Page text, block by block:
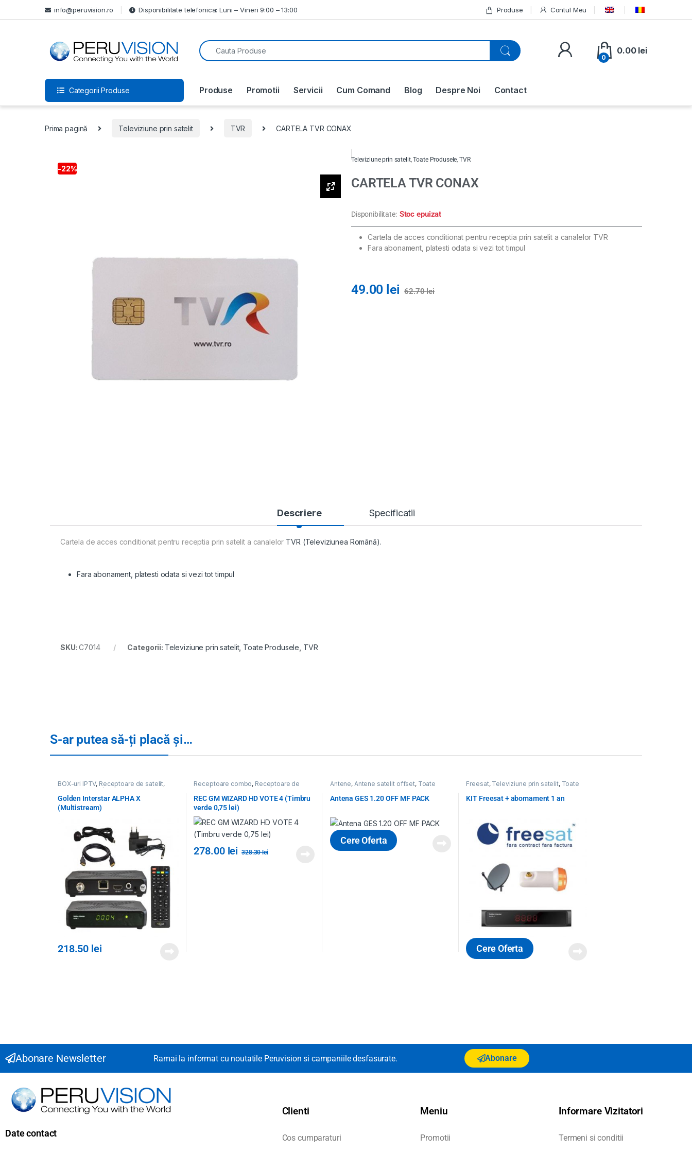
info@peruvision.ro Disponibilitate telefonica: Luni – Vineri 9:00 – 13:00 Produse Contul Meu
0
0.00 lei
Categorii Produse Produse Promotii Servicii Cum Comand Blog Despre Noi Contact
Prima pagină Televiziune prin satelit TVR CARTELA TVR CONAX
-22%
Televiziune prin satelit,Toate Produsele ,TVR
CARTELA TVR CONAX
Disponibilitate: Stoc epuizat
Cartela de acces conditionat pentru receptia prin satelit a canalelor TVR
Fara abonament, platesti odata si vezi tot timpul
49.00 lei 62.70lei
Descriere Specificatii
Cartela de acces conditionat pentru receptia prin satelit a canalelor TVR (Televiziunea Română).
Fara abonament, platesti odata si vezi tot timpul
SKU:C7014 Categorii: Televiziune prin satelit, Toate Produsele, TVR
S-ar putea să-ți placă și…
BOX-uri IPTV, Receptoare de satelit,
Receptoare, IP/OTT Boxuri, CAM
Produsele
Golden Interstar ALPHA X
(Multistream)
218.50 lei
Receptoare combo, Receptoare de
, Receptoare de satelit
Receptoare terestre,Receptoare,
IP/OTT Boxuri, CAM,Toate Produsele
REC GM WIZARD HD VOTE 4 (Timbru
verde 0,75 lei)
278.00 lei 328.30lei
Antene, Antene satelit offset, Toate
Antena GES 1.20 OFF MF PACK
Cere Oferta
Freesat, Televiziune prin satelit, Toate
KIT Freesat + abomament 1 an
Cere Oferta
Abonare Newsletter Ramai la informat cu noutatile Peruvision si campaniile desfasurate. Abonare
Date contact
Clienti
Cos cumparaturi
Meniu
Promotii
Informare Vizitatori
Termeni si conditii